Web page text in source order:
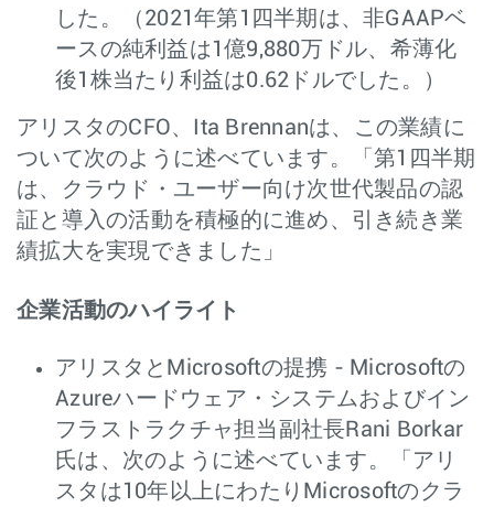
した。（2021年第1四半期は、非GAAPベ
ースの純利益は1億9,880万ドル、希薄化
後1株当たり利益は0.62ドルでした。）
アリスタのCFO、Ita Brennanは、この業績に
ついて次のように述べています。「第1四半期
は、クラウド・ユーザー向け次世代製品の認
証と導入の活動を積極的に進め、引き続き業
績拡大を実現できました」
企業活動のハイライト
アリスタとMicrosoftの提携 - Microsoftの
Azureハードウェア・システムおよびイン
フラストラクチャ担当副社長Rani Borkar
氏は、次のように述べています。「アリ
スタは10年以上にわたりMicrosoftのクラ